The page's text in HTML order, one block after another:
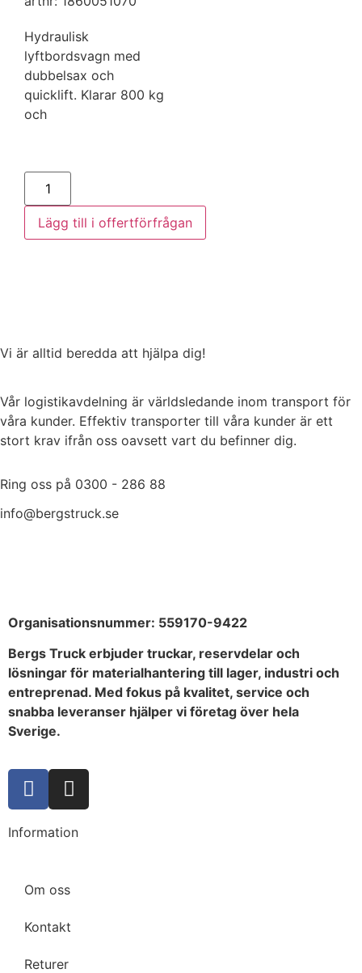
Hydraulisk
lyftbordsvagn med
dubbelsax och
quicklift. Klarar 800 kg
och
Lägg till i offertförfrågan
Vi är alltid beredda att hjälpa dig!
Vår logistikavdelning är världsledande inom transport för
våra kunder. Effektiv transporter till våra kunder är ett
stort krav ifrån oss oavsett vart du befinner dig.
Ring oss på 0300 - 286 88
info@bergstruck.se
Organisationsnummer: 559170-9422
Bergs Truck erbjuder truckar, reservdelar och
lösningar för materialhantering till lager, industri och
entreprenad. Med fokus på kvalitet, service och
snabba leveranser hjälper vi företag över hela
Sverige.
Information
Om oss
Kontakt
Returer
E-post
Meddelande